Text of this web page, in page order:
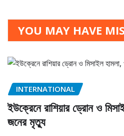
YOU MAY HAVE
INTERNATIONAL
ইউক্রেনে রাশিয়ার ড্রোন ও
জনের মৃত্যু